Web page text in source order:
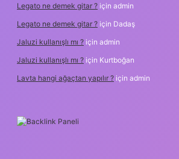
Legato ne demek gitar ? için admin
Legato ne demek gitar ? için Dadaş
Jaluzi kullanışlı mı ? için admin
Jaluzi kullanışlı mı ? için Kurtboğan
Lavta hangi ağaçtan yapılır ? için admin